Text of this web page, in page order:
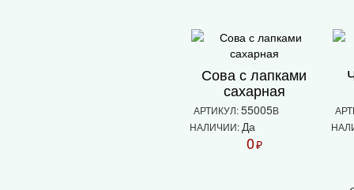
Сова с лапками
сахарная
АРТИКУЛ:55005В
НАЛИЧИИ:Да
0₽